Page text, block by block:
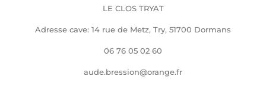
LE CLOS TRYAT
Adresse cave: 14 rue de Metz, Try, 51700 Dormans
06 76 05 02 60
aude.bression@orange.fr